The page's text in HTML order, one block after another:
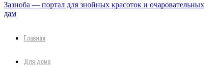
Зазноба — портал для знойных красоток и очаровательных
дам
Главная
Для дома